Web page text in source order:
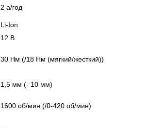
2 а/год
Li-Ion
12 В
30 Нм (/18 Нм (мягкий/жесткий))
1,5 мм (- 10 мм)
1600 об/мин (/0-420 об/мин)